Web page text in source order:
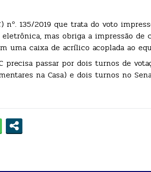
nº. 135/2019 que trata do voto
mas obriga a impressão de
uma caixa de acrílico acoplada ao
precisa passar por dois turnos de
na Casa) e dois turnos no